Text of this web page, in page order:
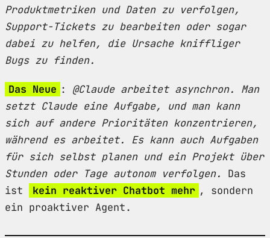
Produktmetriken und Daten zu verfolgen,
Support-Tickets zu bearbeiten oder sogar
dabei zu helfen, die Ursache kniffliger
Bugs zu finden.
Das Neue : @Claude arbeitet asynchron. Man
setzt Claude eine Aufgabe, und man kann
sich auf andere Prioritäten konzentrieren,
während es arbeitet. Es kann auch Aufgaben
für sich selbst planen und ein Projekt über
Stunden oder Tage autonom verfolgen.
Das
ist
kein reaktiver Chatbot mehr , sondern
ein proaktiver Agent.